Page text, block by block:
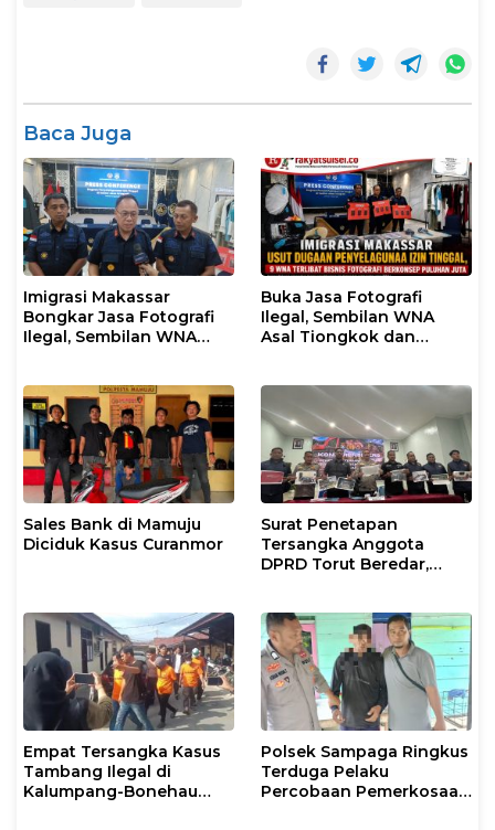
Baca Juga
Imigrasi Makassar
Bongkar Jasa Fotografi
Ilegal, Sembilan WNA
Tinggal
Buka Jasa Fotografi
Ilegal, Sembilan WNA
Asal Tiongkok dan
Makassar
Sales Bank di Mamuju
Diciduk Kasus Curanmor
Surat Penetapan
Tersangka Anggota
DPRD Torut Beredar,
Berstatus Saksi
Empat Tersangka Kasus
Tambang Ilegal di
Kalumpang-Bonehau
Polsek Sampaga Ringkus
Terduga Pelaku
Percobaan Pemerkosaan